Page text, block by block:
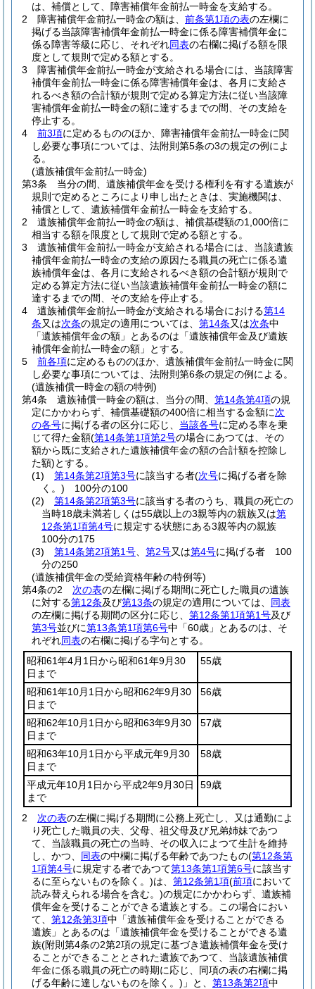
は、補償として、障害補償年金前払一時金を支給する。
2
障害補償年金前払一時金の額は、 前条第1項の表の左欄に
掲げる当該障害補償年金前払一時金に係る障害補償年金に
係る障害等級に応じ、それぞれ同表の右欄に掲げる額を限
度として規則で定める額とする。
3
障害補償年金前払一時金が支給される場合には、当該障害
補償年金前払一時金に係る障害補償年金は、各月に支給さ
れるべき額の合計額が規則で定める算定方法に従い当該障
害補償年金前払一時金の額に達するまでの間、その支給を
停止する。
4
前3項に定めるもののほか、障害補償年金前払一時金に関
し必要な事項については、法附則第5条の3の規定の例によ
る。
(遺族補償年金前払一時金)
第3条
当分の間、遺族補償年金を受ける権利を有する遺族が
規則で定めるところにより申し出たときは、実施機関は、
補償として、遺族補償年金前払一時金を支給する。
2
遺族補償年金前払一時金の額は、補償基礎額の1,000倍に
相当する額を限度として規則で定める額とする。
3
遺族補償年金前払一時金が支給される場合には、当該遺族
補償年金前払一時金の支給の原因たる職員の死亡に係る遺
族補償年金は、各月に支給されるべき額の合計額が規則で
定める算定方法に従い当該遺族補償年金前払一時金の額に
達するまでの間、その支給を停止する。
4
遺族補償年金前払一時金が支給される場合における第14
条又は次条の規定の適用については、 第14条又は次条中
「遺族補償年金の額」とあるのは「遺族補償年金及び遺族
補償年金前払一時金の額」とする。
5
前各項に定めるもののほか、遺族補償年金前払一時金に関
し必要な事項については、法附則第6条の規定の例による。
(遺族補償一時金の額の特例)
第4条
遺族補償一時金の額は、当分の間、 第14条第4項の規
定にかかわらず、補償基礎額の400倍に相当する金額に次
の各号に掲げる者の区分に応じ、 当該各号に定める率を乗
じて得た金額(第14条第1項第2号の場合にあつては、その
額から既に支給された遺族補償年金の額の合計額を控除し
た額)とする。
(1)
第14条第2項第3号に該当する者(次号に掲げる者を除
く。) 100分の100
(2)
第14条第2項第3号に該当する者のうち、職員の死亡の
当時18歳未満若しくは55歳以上の3親等内の親族又は第
12条第1項第4号に規定する状態にある3親等内の親族
100分の175
(3)
第14条第2項第1号 第2号又は第4号に掲げる者 100
分の250
(遺族補償年金の受給資格年齢の特例等)
第4条の2
次の表の左欄に掲げる期間に死亡した職員の遺族
に対する第12条及び第13条の規定の適用については、 同表
の左欄に掲げる期間の区分に応じ、 第12条第1項第1号及び
第3号並びに第13条第1項第6号中「60歳」とあるのは、そ
れぞれ同表の右欄に掲げる字句とする。
昭和61年4月1日から昭和61年9月30
日まで
55歳
昭和61年10月1日から昭和62年9月30
日まで
56歳
昭和62年10月1日から昭和63年9月30
日まで
57歳
昭和63年10月1日から平成元年9月30
日まで
58歳
平成元年10月1日から平成2年9月30日
まで
59歳
2 次の表の左欄に掲げる期間に公務上死亡し、又は通勤によ
り死亡した職員の夫、父母、祖父母及び兄弟姉妹であつ
て、当該職員の死亡の当時、その収入によつて生計を維持
し、かつ、 同表の中欄に掲げる年齢であつたもの(第12条第
1項第4号に規定する者であつて第13条第1項第6号に該当す
るに至らないものを除く。)は、 第12条第1項(前項において
読み替えられる場合を含む。)の規定にかかわらず、遺族補
償年金を受けることができる遺族とする。
この場合におい
て、 第12条第3項中「遺族補償年金を受けることができる
遺族」とあるのは「遺族補償年金を受けることができる遺
族(附則第4条の2第2項の規定に基づき遺族補償年金を受け
ることができることとされた遺族であつて、当該遺族補償
年金に係る職員の死亡の時期に応じ、同項の表の右欄に掲
げる年齢に達しないものを除く。) 」と、 第13条第2項中